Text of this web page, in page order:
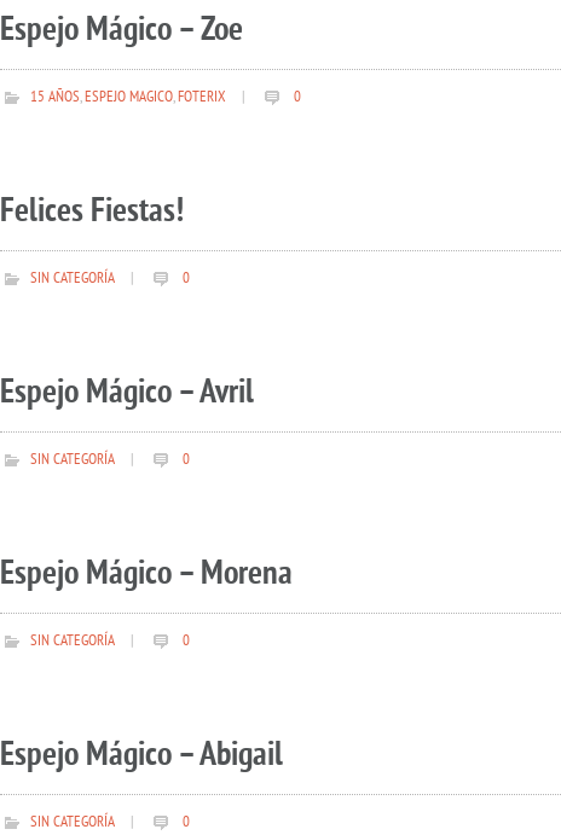
Espejo Mágico – Zoe
15 AÑOS,ESPEJO MAGICO,FOTERIX 0
Felices Fiestas!
SIN CATEGORÍA 0
Espejo Mágico – Avril
SIN CATEGORÍA 0
Espejo Mágico – Morena
SIN CATEGORÍA 0
Espejo Mágico – Abigail
SIN CATEGORÍA 0